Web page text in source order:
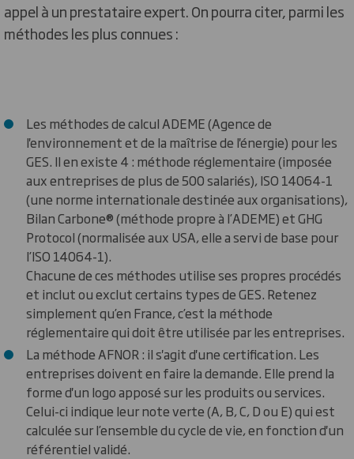
appel à un prestataire expert. On pourra citer, parmi les
méthodes les plus connues :
Les méthodes de calcul ADEME (Agence de
l'environnement et de la maîtrise de l'énergie) pour les
GES. Il en existe 4 : méthode réglementaire (imposée
aux entreprises de plus de 500 salariés), ISO 14064-1
(une norme internationale destinée aux organisations),
Bilan Carbone® (méthode propre à l’ADEME) et GHG
Protocol (normalisée aux USA, elle a servi de base pour
l’ISO 14064-1).
Chacune de ces méthodes utilise ses propres procédés
et inclut ou exclut certains types de GES. Retenez
simplement qu’en France, c’est la méthode
réglementaire qui doit être utilisée par les entreprises.
La méthode AFNOR : il s'agit d'une certification. Les
entreprises doivent en faire la demande. Elle prend la
forme d'un logo apposé sur les produits ou services.
Celui-ci indique leur note verte (A, B, C, D ou E) qui est
calculée sur l’ensemble du cycle de vie, en fonction d'un
référentiel validé.